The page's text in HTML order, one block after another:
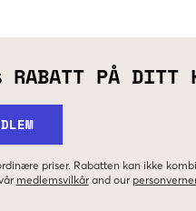
RABATT PÅ DITT
priser. Rabatten kan ikke
medlemsvilkår and our